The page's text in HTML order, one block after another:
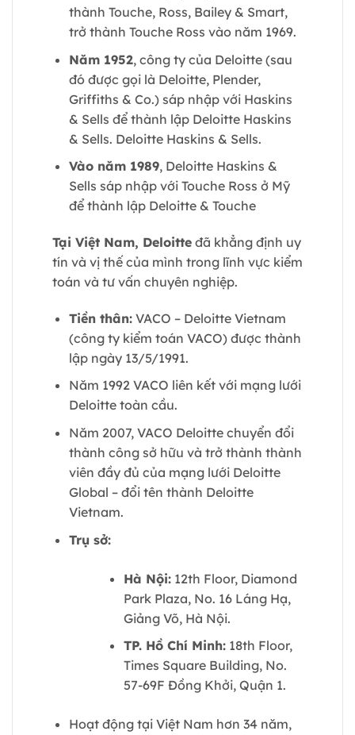
thành Touche, Ross, Bailey & Smart,
trở thành Touche Ross vào năm 1969.
Năm 1952, công ty của Deloitte (sau
đó được gọi là Deloitte, Plender,
Griffiths & Co.) sáp nhập với Haskins
& Sells để thành lập Deloitte Haskins
& Sells. Deloitte Haskins & Sells.
Vào năm 1989, Deloitte Haskins &
Sells sáp nhập với Touche Ross ở Mỹ
để thành lập Deloitte & Touche
Tại Việt Nam, Deloitte đã khẳng định uy
tín và vị thế của mình trong lĩnh vực kiểm
toán và tư vấn chuyên nghiệp.
Tiền thân:VACO – Deloitte Vietnam
(công ty kiểm toán VACO) được thành
lập ngày 13/5/1991.
Năm 1992 VACO liên kết với mạng lưới
Deloitte toàn cầu.
Năm 2007, VACO Deloitte chuyển đổi
thành công sở hữu và trở thành thành
viên đầy đủ của mạng lưới Deloitte
Global – đổi tên thành Deloitte
Vietnam.
Trụ sở:
Hà Nội:12th Floor, Diamond
Park Plaza, No. 16 Láng Hạ,
Giảng Võ, Hà Nội.
TP. Hồ Chí Minh:18th Floor,
Times Square Building, No.
57-69F Đồng Khởi, Quận 1.
Hoạt động tại Việt Nam hơn 34 năm,